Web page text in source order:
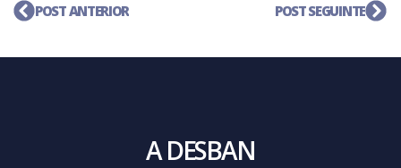
POST ANTERIOR POST SEGUINTE
A DESBAN